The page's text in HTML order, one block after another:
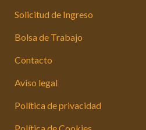
Solicitud de Ingreso
Bolsa de Trabajo
Contacto
Aviso legal
Política de privacidad